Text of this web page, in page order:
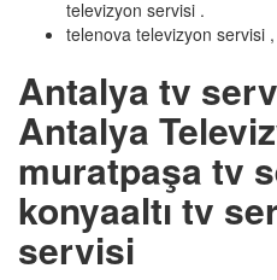
televizyon servisi .
telenova televizyon servisi
Antalya tv
Antalya
muratpaşa tv
konyaaltı tv
servisi